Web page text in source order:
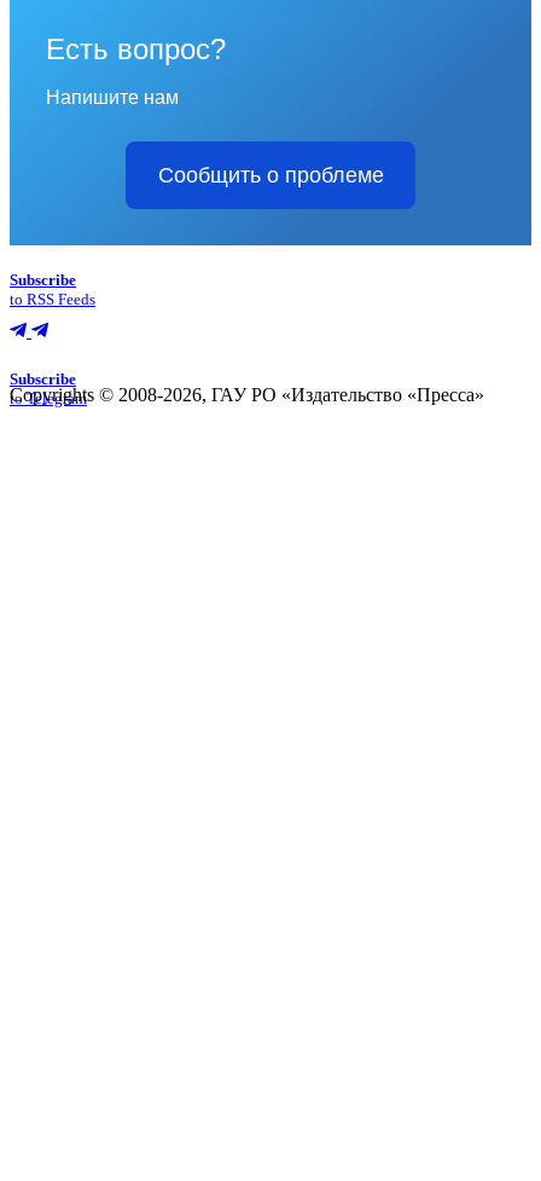
Есть вопрос?
Напишите нам
Сообщить о проблеме
Subscribe
to RSS Feeds
Subscribe
to Telegram
Copyrights © 2008-2026, ГАУ РО «Издательство «Пресса»